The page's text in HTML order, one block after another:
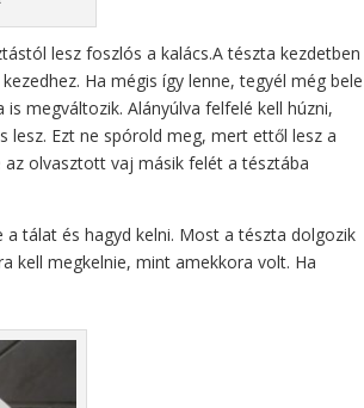
lesz foszlós a kalács.A tészta kezdetben
Ha mégis így lenne, tegyél még bele
megváltozik. Alányúlva felfelé kell húzni,
lesz. Ezt ne spórold meg, mert ettől lesz a
az olvasztott vaj másik felét a tésztába
a tálat és hagyd kelni. Most a tészta dolgozik
kell megkelnie, mint amekkora volt. Ha